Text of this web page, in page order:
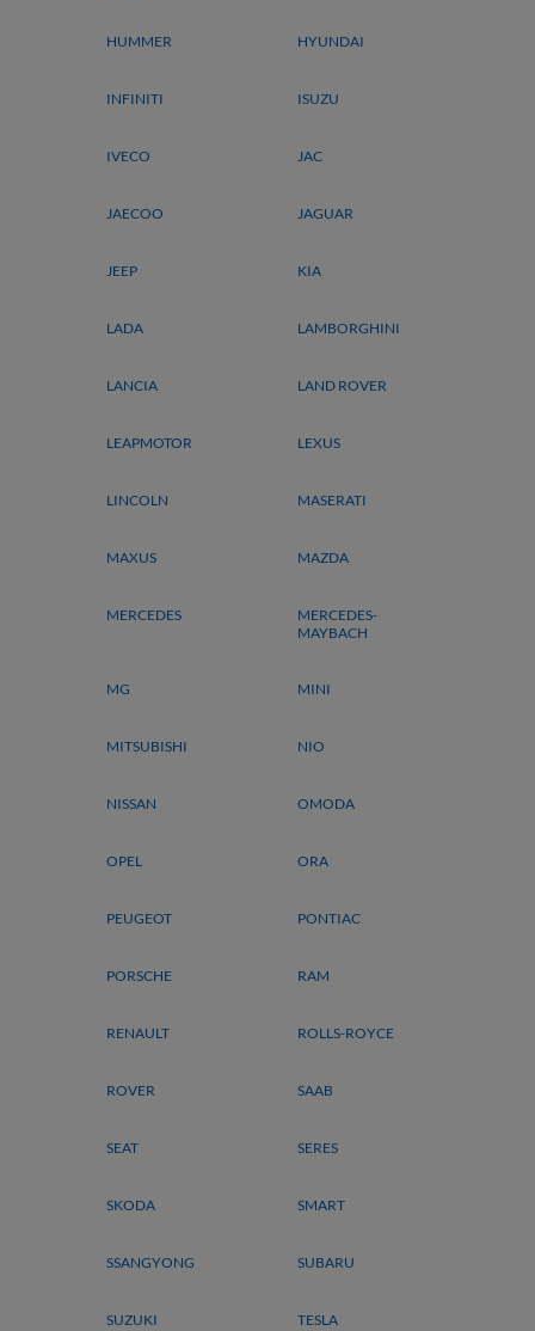
HUMMER HYUNDAI
INFINITI ISUZU
IVECO JAC
JAECOO JAGUAR
JEEP KIA
LADA LAMBORGHINI
LANCIA LAND ROVER
LEAPMOTOR LEXUS
LINCOLN MASERATI
MAXUS MAZDA
MERCEDES
MERCEDES-
MAYBACH
MG MINI
MITSUBISHI NIO
NISSAN OMODA
OPEL ORA
PEUGEOT PONTIAC
PORSCHE RAM
RENAULT ROLLS-ROYCE
ROVER SAAB
SEAT SERES
SKODA SMART
SSANGYONG SUBARU
SUZUKI TESLA